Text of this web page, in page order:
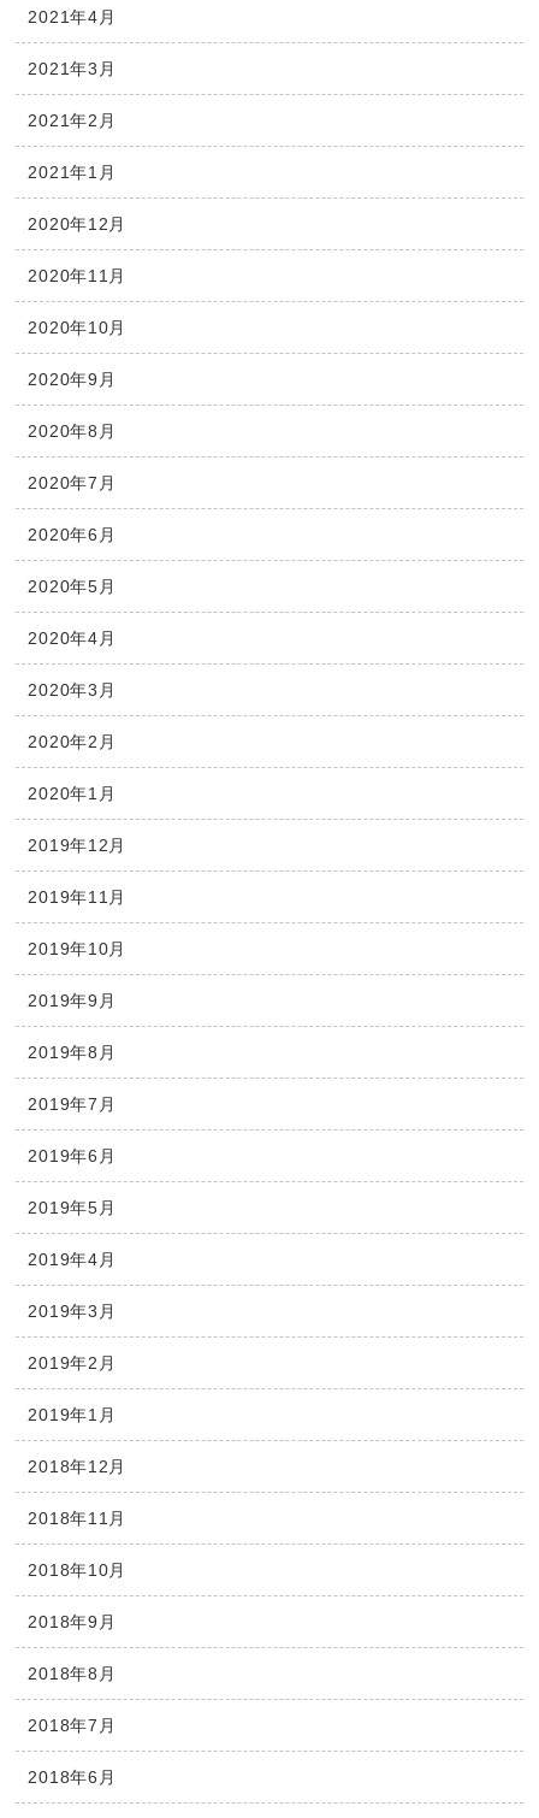
2021年4月
2021年3月
2021年2月
2021年1月
2020年12月
2020年11月
2020年10月
2020年9月
2020年8月
2020年7月
2020年6月
2020年5月
2020年4月
2020年3月
2020年2月
2020年1月
2019年12月
2019年11月
2019年10月
2019年9月
2019年8月
2019年7月
2019年6月
2019年5月
2019年4月
2019年3月
2019年2月
2019年1月
2018年12月
2018年11月
2018年10月
2018年9月
2018年8月
2018年7月
2018年6月